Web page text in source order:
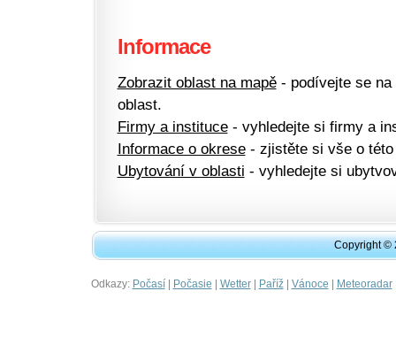
Informace
Zobrazit oblast na mapě- podívejte se na
oblast.
Firmy a instituce- vyhledejte si firmy a
Informace o okrese- zjistěte si vše o této
Ubytování v oblasti - vyhledejte si
Copyright ©
Odkazy: Počasí| Počasie | Wetter| Paříž| Vánoce | Meteoradar